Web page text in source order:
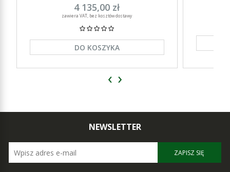
4 135,00 zł
zawiera VAT, bez kosztów dostawy
DO KOSZYKA
‹ ›
NEWSLETTER
ZAPISZ SIĘ